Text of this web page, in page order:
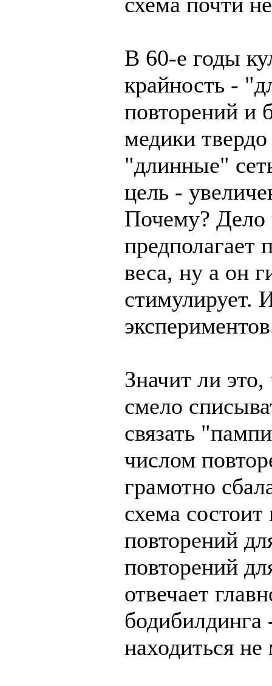
В 60-е годы
крайность -
повторений и
медики
"длинные"
цель -
Почему? Дело
предполагает
веса, ну а он
стимулирует.
Значит ли
смело
связать
числом
грамотно
схема
повторений
повторений
отвечает
находиться